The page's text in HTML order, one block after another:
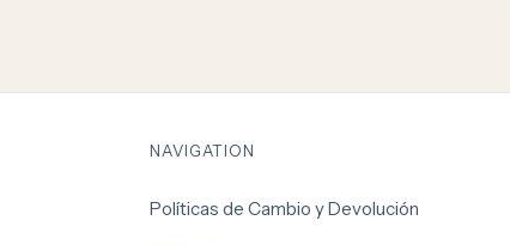
NAVIGATION
Políticas de Cambio y Devolución